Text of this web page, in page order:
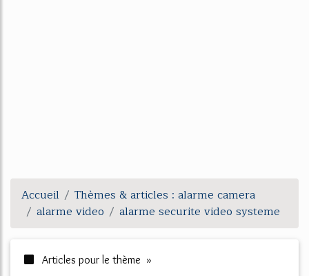
Accueil
Thèmes & articles : alarme camera
alarme video
alarme securite video systeme
Articles pour le thème »